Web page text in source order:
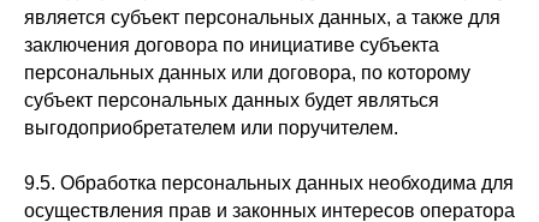
является субъект персональных данных, а также для
заключения договора по инициативе субъекта
персональных данных или договора, по которому
субъект персональных данных будет являться
выгодоприобретателем или поручителем.
9.5. Обработка персональных данных необходима для
осуществления прав и законных интересов оператора